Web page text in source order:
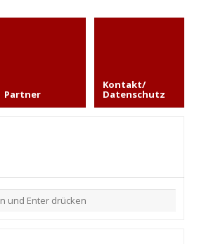
Partner
Kontakt/
Datenschutz